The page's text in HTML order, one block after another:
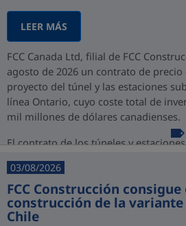
LEER MÁS
FCC Canada Ltd, filial de FCC
agosto de 2026 un contrato de
proyecto del túnel y las estaciones
línea Ontario, cuyo coste total de
mil millones de dólares canadienses.
El contrato de los túneles y
03/08/2026
FCC Construcción
construcción de la variante
Chile